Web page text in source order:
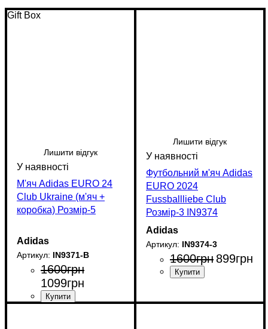
Gift Box
Лишити відгук
М'яч Adidas EURO 24
Club Ukraine (м'яч +
коробка) Розмір-5
Adidas
IN9371-B
1600грн
1099грн
Лишити відгук
Футбольний м'яч Adidas
EURO 2024
Fussballliebe Club
Розмір-3 IN9374
Adidas
IN9374-3
1600грн 899грн